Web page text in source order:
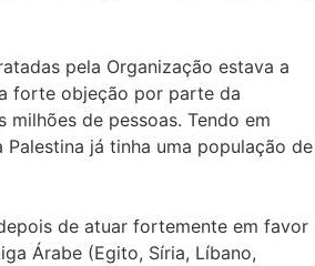
pela Organização estava a
forte objeção por parte da
de pessoas. Tendo em
já tinha uma população de
de atuar fortemente em favor
Árabe (Egito, Síria, Líbano,